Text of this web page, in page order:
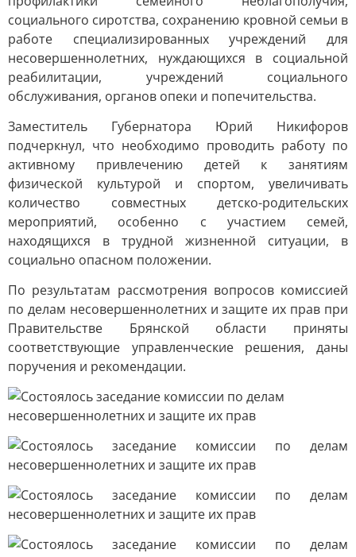
социального сиротства, сохранению кровной семьи в
работе специализированных учреждений для
несовершеннолетних, нуждающихся в социальной
реабилитации, учреждений социального
обслуживания, органов опеки и попечительства.
Заместитель Губернатора Юрий Никифоров
подчеркнул, что необходимо проводить работу по
активному привлечению детей к занятиям
физической культурой и спортом, увеличивать
количество совместных детско-родительских
мероприятий, особенно с участием семей,
находящихся в трудной жизненной ситуации, в
социально опасном положении.
По результатам рассмотрения вопросов комиссией
по делам несовершеннолетних и защите их прав при
Правительстве Брянской области приняты
соответствующие управленческие решения, даны
поручения и рекомендации.